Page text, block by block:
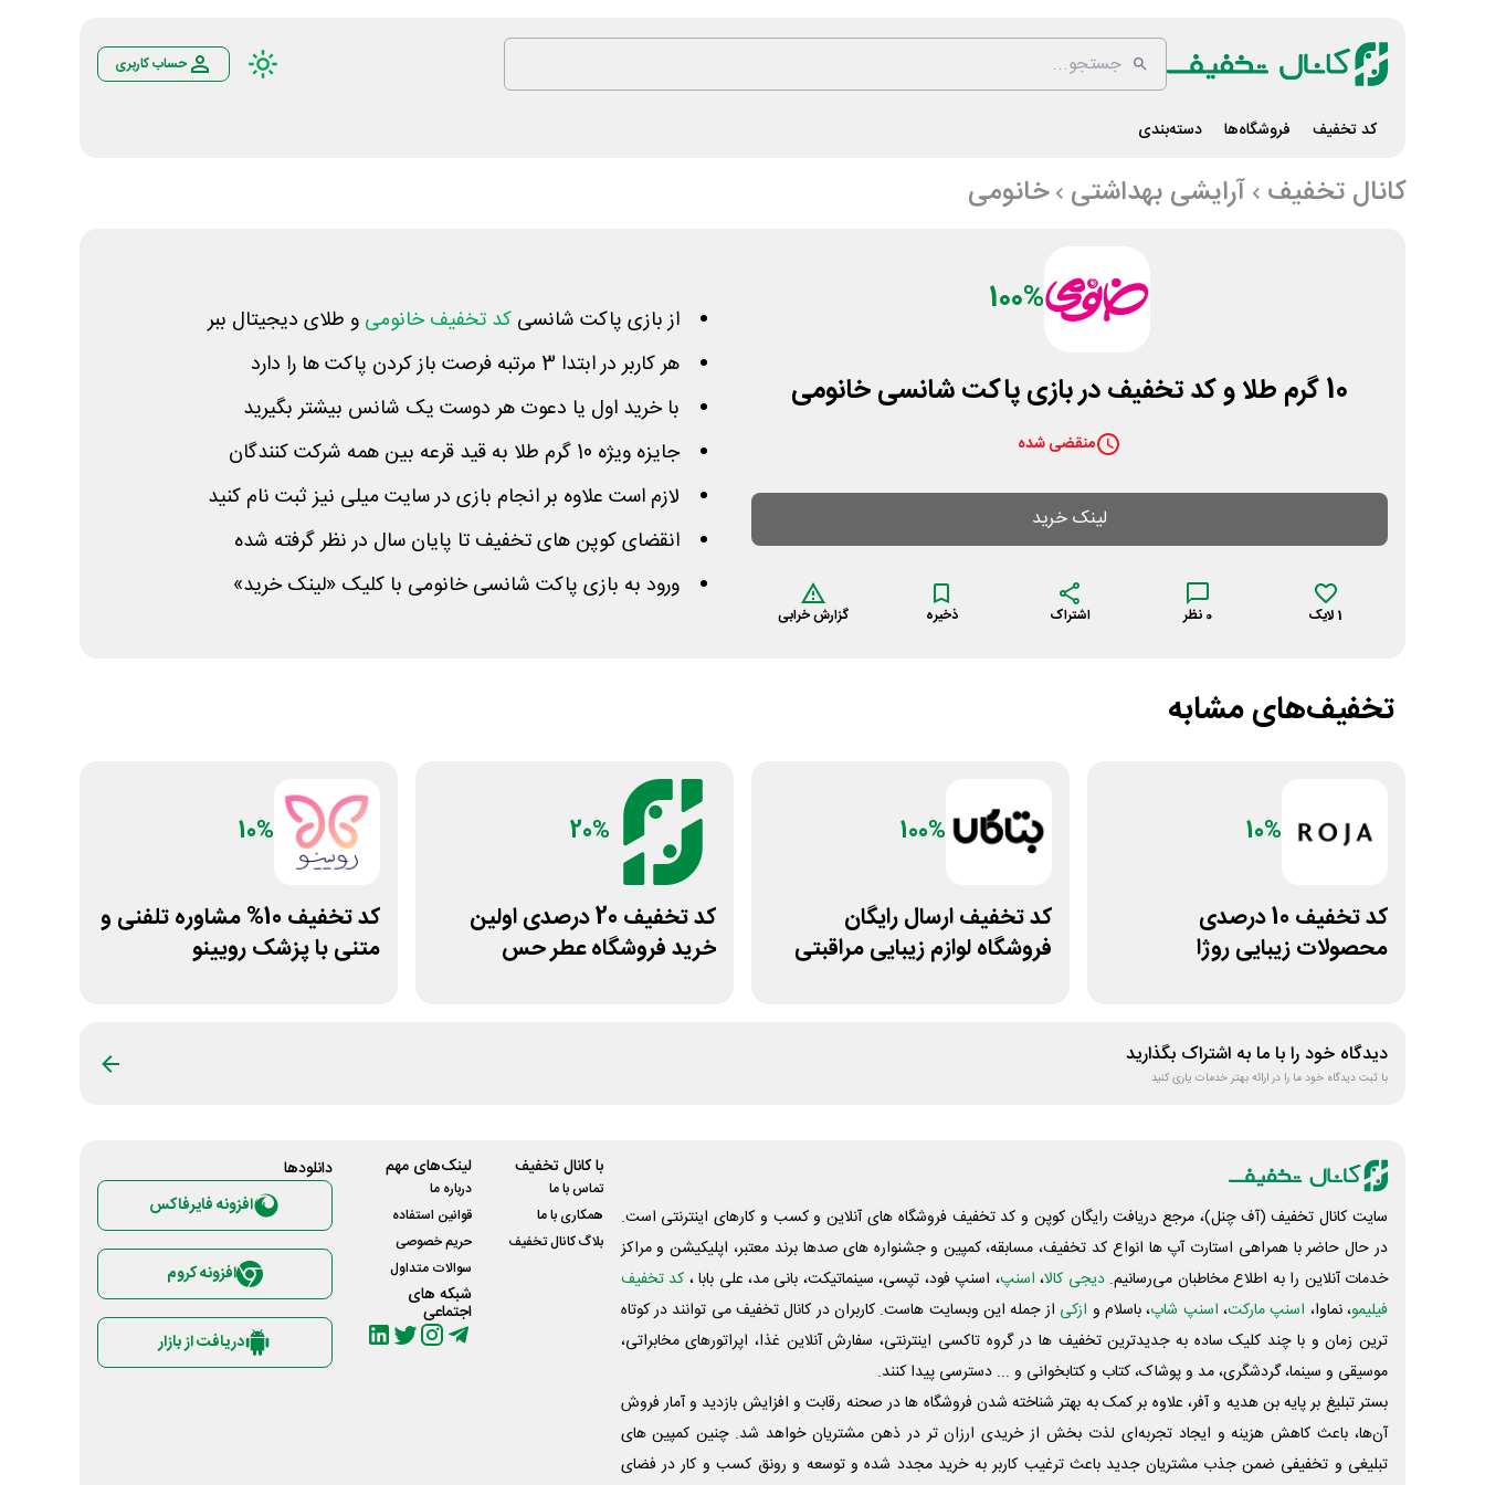
حساب کاربری
کد تخفیف فروشگاه‌ها دسته‌بندی
کانال تخفیف آرایشی بهداشتی خانومی
100%
10 گرم طلا و کد تخفیف در بازی پاکت شانسی خانومی
منقضی شده
لینک خرید
1 لایک 0 نظر اشتراک ذخیره گزارش خرابی
از بازی پاکت شانسی کد تخفیف خانومی و طلای دیجیتال ببر
هر کاربر در ابتدا 3 مرتبه فرصت باز کردن پاکت ها را دارد
با خرید اول یا دعوت هر دوست یک شانس بیشتر بگیرید
جایزه ویژه 10 گرم طلا به قید قرعه بین همه شرکت کنندگان
لازم است علاوه بر انجام بازی در سایت میلی نیز ثبت نام کنید
انقضای کوپن های تخفیف تا پایان سال در نظر گرفته شده
ورود به بازی پاکت شانسی خانومی با کلیک «لینک خرید»
تخفیف‌های مشابه
10%
کد تخفیف 10 درصدی
محصولات زیبایی روژا
100%
کد تخفیف ارسال رایگان
فروشگاه لوازم زیبایی مراقبتی
20%
کد تخفیف 20 درصدی اولین
خرید فروشگاه عطر حس
10%
کد تخفیف 10% مشاوره تلفنی و
متنی با پزشک رویینو
دیدگاه خود را با ما به اشتراک بگذارید
با ثبت دیدگاه خود ما را در ارائه بهتر خدمات یاری کنید
سایت کانال تخفیف (آف چنل)، مرجع دریافت رایگان کوپن و کد تخفیف فروشگاه های آنلاین و کسب و‌ کارهای اینترنتی است.
در حال حاضر با همراهی استارت آپ ها انواع کد تخفیف، مسابقه، کمپین و جشنواره های صدها برند معتبر، اپلیکیشن و مراکز
خدمات آنلاین را به اطلاع مخاطبان می‌رسانیم. دیجی کالا، اسنپ، اسنپ فود، تپسی، سینماتیکت، بانی مد، علی‌ بابا ، کد تخفیف
فیلیمو، نماوا، اسنپ مارکت، اسنپ شاپ، باسلام و ازکی از جمله این وبسایت ‌هاست. کاربران در کانال تخفیف می توانند در کوتاه
ترین زمان و با چند کلیک ساده به جدیدترین تخفیف ها در گروه تاکسی اینترنتی، سفارش آنلاین غذا، اپراتورهای مخابراتی،
موسیقی و سینما، گردشگری، مد و پوشاک، کتاب و کتابخوانی و ... دسترسی پیدا کنند.
بستر تبلیغ بر پایه بن هدیه و آفر، علاوه بر کمک به بهتر شناخته شدن فروشگاه ها در صحنه رقابت و افزایش بازدید و آمار فروش
آن‌ها، باعث کاهش هزینه و ایجاد تجربه‌ای لذت بخش از خریدی ارزان تر در ذهن مشتریان خواهد شد. چنین کمپین های
تبلیغی و تخفیفی ضمن جذب مشتریان جدید باعث ترغیب کاربر به خرید مجدد شده و توسعه و رونق کسب و کار در فضای
با کانال تخفیف
تماس با ما
همکاری با ما
بلاگ کانال تخفیف
لینک‌های مهم
درباره ما
قوانین استفاده
حریم خصوصی
سوالات متداول
شبکه های
اجتماعی
دانلود‌ها
افزونه فایرفاکس
افزونه کروم
دریافت از بازار